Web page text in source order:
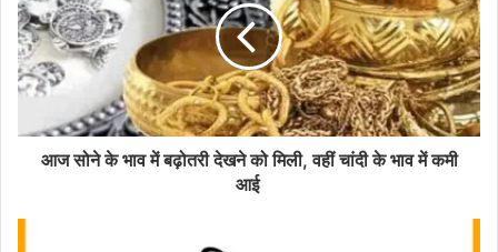
आज सोने के भाव में बढ़ोतरी देखने को मिली, वहीं चांदी के भाव में कमी
आई